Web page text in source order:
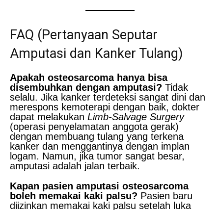
FAQ (Pertanyaan Seputar
Amputasi dan Kanker Tulang)
Apakah osteosarcoma hanya bisa
disembuhkan dengan amputasi? Tidak
selalu. Jika kanker terdeteksi sangat dini dan
merespons kemoterapi dengan baik, dokter
dapat melakukan Limb-Salvage Surgery
(operasi penyelamatan anggota gerak)
dengan membuang tulang yang terkena
kanker dan menggantinya dengan implan
logam. Namun, jika tumor sangat besar,
amputasi adalah jalan terbaik.
Kapan pasien amputasi osteosarcoma
boleh memakai kaki palsu? Pasien baru
diizinkan memakai kaki palsu setelah luka